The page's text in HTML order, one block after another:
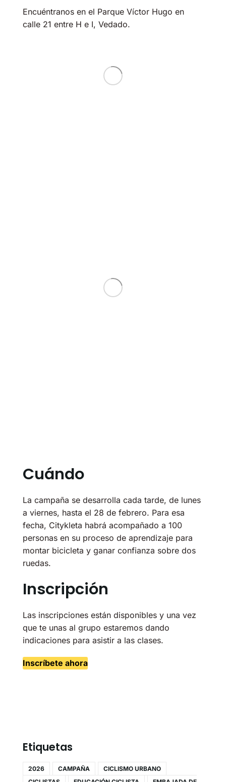
Encuéntranos en el Parque Víctor Hugo en
calle 21 entre H e I, Vedado.
Cuándo
La campaña se desarrolla cada tarde, de lunes
a viernes, hasta el 28 de febrero. Para esa
fecha, Citykleta habrá acompañado a 100
personas en su proceso de aprendizaje para
montar bicicleta y ganar confianza sobre dos
ruedas.
Inscripción
Las inscripciones están disponibles y una vez
que te unas al grupo estaremos dando
indicaciones para asistir a las clases.
Inscríbete ahora
Etiquetas
2026 CAMPAÑA
CICLISMO URBANO